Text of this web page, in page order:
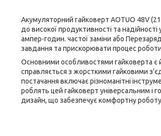
Акумуляторний гайковерт AOTUO 48V
до високої продуктивності та
ампер-годин. частої заміни або
завдання та прискорювати процес
Основними особливостями гайковерта є
справляється з жорсткими гайковими
постачання включає різноманітні
роблять цей гайковерт універсальним і
дизайн, що забезпечує комфортну роботу